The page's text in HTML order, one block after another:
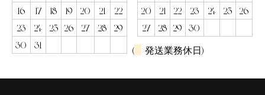
16
17 18 19 20 21
22
23
24 25 26 27 28
29
30
31
20
21 22 23 24 25
26
27
28 29
30
(
発送業務休日)